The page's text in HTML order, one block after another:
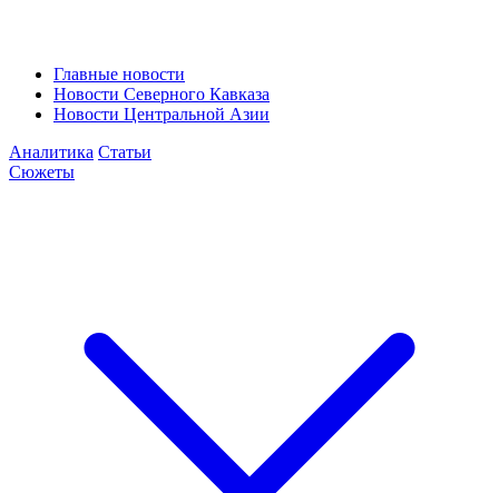
Главные новости
Новости Северного Кавказа
Новости Центральной Азии
Аналитика Статьи
Сюжеты